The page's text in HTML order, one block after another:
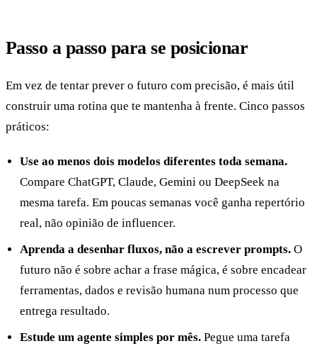
Passo a passo para se posicionar
Em vez de tentar prever o futuro com precisão, é mais útil
construir uma rotina que te mantenha à frente. Cinco passos
práticos:
Use ao menos dois modelos diferentes toda semana.
Compare ChatGPT, Claude, Gemini ou DeepSeek na
mesma tarefa. Em poucas semanas você ganha repertório
real, não opinião de influencer.
Aprenda a desenhar fluxos, não a escrever prompts. O
futuro não é sobre achar a frase mágica, é sobre encadear
ferramentas, dados e revisão humana num processo que
entrega resultado.
Estude um agente simples por mês. Pegue uma tarefa